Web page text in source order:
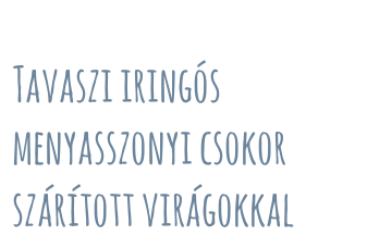
Tavaszi iringós
menyasszonyi csokor
szárított virágokkal